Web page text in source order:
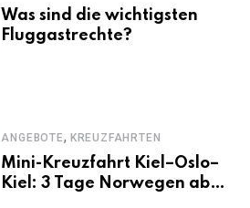
Was sind die wichtigsten
Fluggastrechte?
ANGEBOTE, KREUZFAHRTEN
Mini-Kreuzfahrt Kiel–Oslo–
Kiel: 3 Tage Norwegen ab